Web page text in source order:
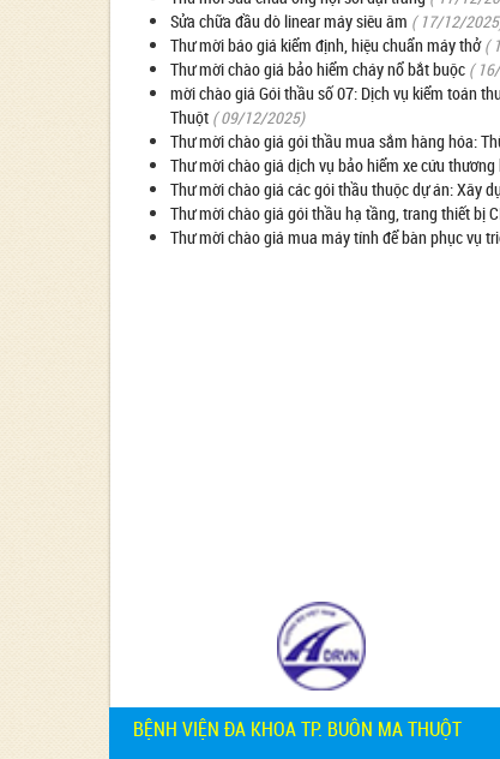
Sửa chữa đầu dò linear máy siêu âm ( 17/12/
Thư mời báo giá kiểm định, hiệu chuẩn máy thở (
Thư mời chào giá bảo hiểm cháy nổ bắt buộc (
mời chào giá Gói thầu số 07: Dịch vụ kiểm toán
Thuột ( 09/12/2025)
Thư mời chào giá gói thầu mua sắm hàng hóa:
Thư mời chào giá dịch vụ bảo hiểm xe cứu
Thư mời chào giá các gói thầu thuộc dự án: Xây
Thư mời chào giá gói thầu hạ tầng, trang thiết bị
Thư mời chào giá mua máy tính để bàn phục vụ
BỆNH VIỆN ĐA KHOA TP. BUÔN MA THUỘT